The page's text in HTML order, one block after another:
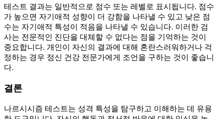
테스트 결과는 일반적으로 점수 또는 레벨로 표시됩니다. 점수
가 높으면 자기애적 성향이 더 강함을 나타낼 수 있고 낮은 점
수는 자기애적 특성이 적음을 나타낼 수 있습니다. 이러한 검
사는 전문적인 진단을 대체할 수 없다는 점을 기억하는 것이
중요합니다. 개인이 자신의 결과에 대해 혼란스러워하거나 걱
정하는 경우 정신 건강 전문가에게 조언을 구하는 것이 좋습니
다.
결론
나르시시즘 테스트는 성격 특성을 탐구하고 이해하는 데 유용